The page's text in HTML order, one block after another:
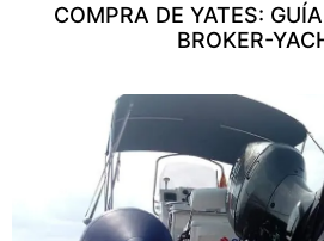
COMPRA DE YATES:
BROKER-